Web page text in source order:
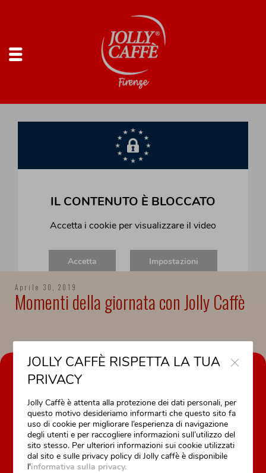
Aprile 30, 2019
Momenti della giornata con Jolly Caffè
AZIENDA
La nostra storia
Il nostro lavoro è la nostra passione
Formazione professionale
Assistenza tecnica
JOLLY CAFFÈ RISPETTA LA TUA
PRIVACY
Jolly Caffè è attenta alla protezione dei dati personali, per
questo motivo desideriamo informarti che questo sito fa
uso di cookie per migliorare l’esperienza di navigazione
degli utenti e per raccogliere informazioni sull’utilizzo del
sito stesso. Per ulteriori informazioni sui cookie utilizzati
dal sito e sulle privacy policy di Jolly caffè è disponibile
l'informativa sulla privacy.